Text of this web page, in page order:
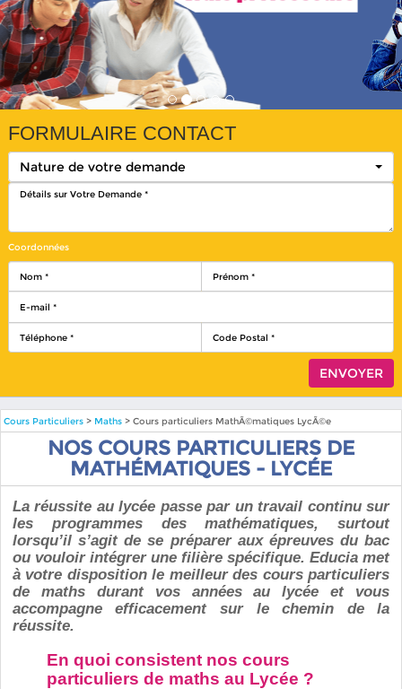
FORMULAIRE CONTACT
Nature de votre demande
Coordonnées
Cours Particuliers> Maths > Cours particuliers MathÃ©matiques LycÃ©e
NOS COURS PARTICULIERS DE
MATHÉMATIQUES - LYCÉE
La réussite au lycée passe par un travail continu sur
les programmes des mathématiques, surtout
lorsqu’il s’agit de se préparer aux épreuves du bac
ou vouloir intégrer une filière spécifique. Educia met
à votre disposition le meilleur des cours particuliers
de maths durant vos années au lycée et vous
accompagne efficacement sur le chemin de la
réussite.
En quoi consistent nos cours
particuliers de maths au Lycée ?